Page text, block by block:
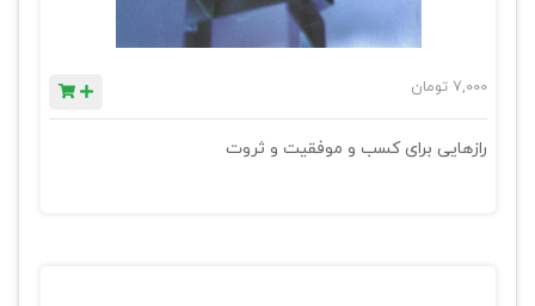
7,000 تومان
رازهایی برای کسب و موفقیت و ثروت